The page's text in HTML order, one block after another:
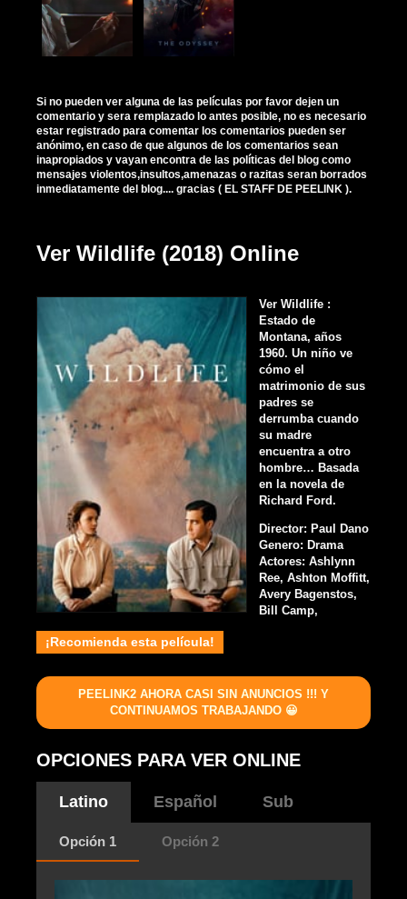
Si no pueden ver alguna de las películas por favor dejen un
comentario y sera remplazado lo antes posible, no es necesario
estar registrado para comentar los comentarios pueden ser
anónimo, en caso de que algunos de los comentarios sean
inapropiados y vayan encontra de las políticas del blog como
mensajes violentos,insultos,amenazas o razitas seran borrados
inmediatamente del blog.... gracias ( EL STAFF DE PEELINK ).
Ver Wildlife (2018) Online
Ver Wildlife :
Estado de
Montana, años
1960. Un niño ve
cómo el
matrimonio de sus
padres se
derrumba cuando
su madre
encuentra a otro
hombre… Basada
en la novela de
Richard Ford.
Director: Paul Dano
Genero: Drama
Actores: Ashlynn
Ree, Ashton Moffitt,
Avery Bagenstos,
Bill Camp,
¡Recomienda esta película!
PEELINK2 AHORA CASI SIN ANUNCIOS !!! Y
CONTINUAMOS TRABAJANDO 😀
OPCIONES PARA VER ONLINE
Latino Español Sub
Opción 1 Opción 2